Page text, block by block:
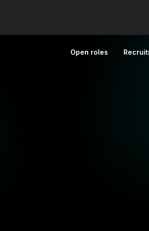
Open roles